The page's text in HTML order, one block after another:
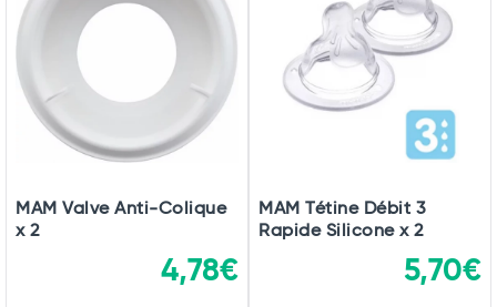
MAM Valve Anti-Colique
x 2
4,78€
MAM Tétine Débit 3
Rapide Silicone x 2
5,70€